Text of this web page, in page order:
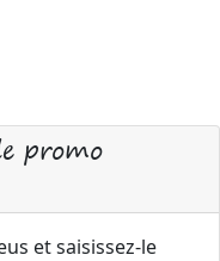
promo
et saisissez-le